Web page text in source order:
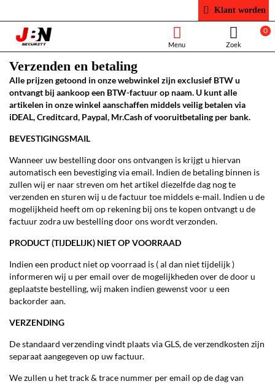
Klant worden
0
Verzenden en betaling
Alle prijzen getoond in onze webwinkel zijn exclusief BTW u
ontvangt bij aankoop een BTW-factuur op naam. U kunt alle
artikelen in onze winkel aanschaffen middels veilig betalen via
iDEAL, Creditcard, Paypal, Mr.Cash of vooruitbetaling per bank.
BEVESTIGINGSMAIL
Wanneer uw bestelling door ons ontvangen is krijgt u hiervan
automatisch een bevestiging via email. Indien de betaling binnen is
zullen wij er naar streven om het artikel diezelfde dag nog te
verzenden en sturen wij u de factuur toe middels e-mail. Indien u de
mogelijkheid heeft om op rekening bij ons te kopen ontvangt u de
factuur zodra uw bestelling door ons wordt verzonden.
PRODUCT (TIJDELIJK) NIET OP VOORRAAD
Indien een product niet op voorraad is ( al dan niet tijdelijk )
informeren wij u per email over de mogelijkheden over de door u
geplaatste bestelling, wij maken indien gewenst voor u een
backorder aan.
VERZENDING
De standaard verzending vindt plaats via GLS, de verzendkosten zijn
separaat aangegeven op uw factuur.
We zullen u het track & trace nummer per email op de dag van